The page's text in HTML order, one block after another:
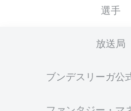
選手
放送局
ブンデスリーガ公